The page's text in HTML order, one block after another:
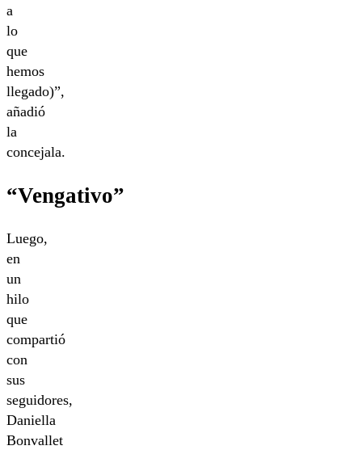
a
lo
que
hemos
llegado)”,
añadió
la
concejala.
“Vengativo”
Luego,
en
un
hilo
que
compartió
con
sus
seguidores,
Daniella
Bonvallet